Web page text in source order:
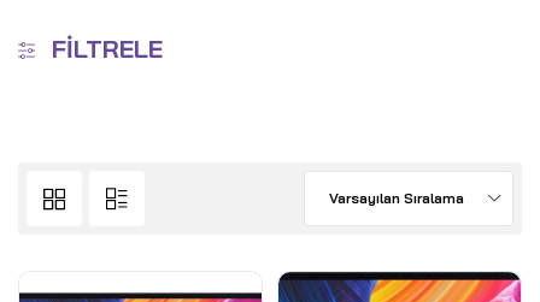
FILTRELE
Varsayılan Sıralama